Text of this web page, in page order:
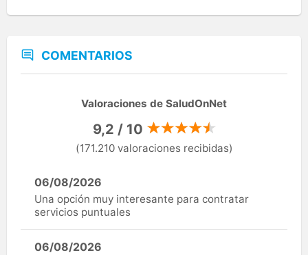
COMENTARIOS
Valoraciones de SaludOnNet
9,2 / 10
(171.210 valoraciones recibidas)
06/08/2026
Una opción muy interesante para contratar
servicios puntuales
06/08/2026